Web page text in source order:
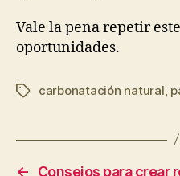
Vale la pena repetir
oportunidades.
Etiquetas
carbonatación natural
←
Consejos para crear